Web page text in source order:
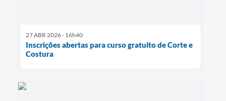
27 ABR 2026 - 16h40
Inscrições abertas para curso gratuito de Corte e
Costura